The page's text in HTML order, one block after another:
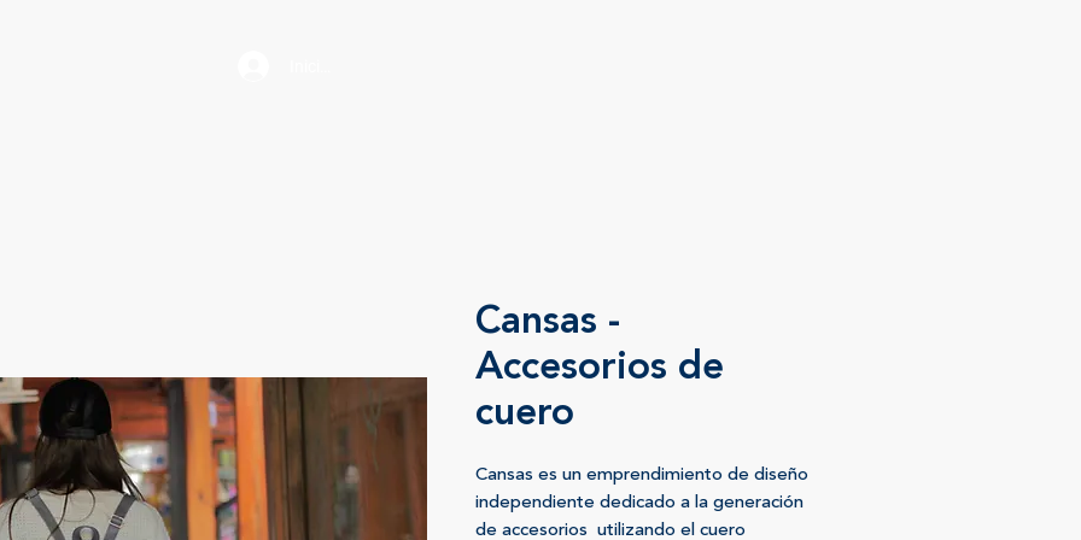
Cansas -
Accesorios de
cuero
Cansas es un emprendimiento de diseño
independiente dedicado a la generación
de accesorios utilizando el cuero